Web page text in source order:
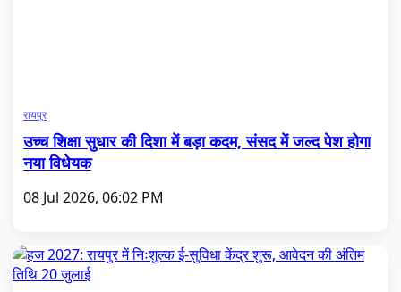
रायपुर
उच्च शिक्षा सुधार की दिशा में बड़ा कदम, संसद में जल्द पेश होगा
नया विधेयक
08 Jul 2026, 06:02 PM